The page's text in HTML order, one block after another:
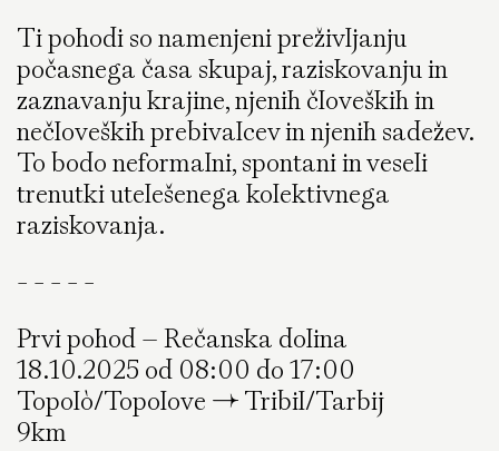
Ti pohodi so namenjeni preživljanju
počasnega časa skupaj, raziskovanju in
zaznavanju krajine, njenih človeških in
nečloveških prebivalcev in njenih sadežev.
To bodo neformalni, spontani in veseli
trenutki utelešenega kolektivnega
raziskovanja.
- - - - -
Prvi pohod – Rečanska dolina
18.10.2025 od 08:00 do 17:00
Topolò/Topolove → Tribil/Tarbij
9km